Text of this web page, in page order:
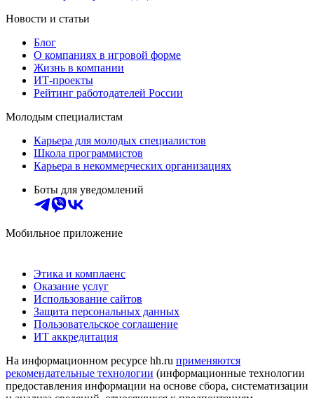
Новости и статьи
Блог
О компаниях в игровой форме
Жизнь в компании
ИТ-проекты
Рейтинг работодателей России
Молодым специалистам
Карьера для молодых специалистов
Школа программистов
Карьера в некоммерческих организациях
Боты для уведомлений
Мобильное приложение
Этика и комплаенс
Оказание услуг
Использование сайтов
Защита персональных данных
Пользовательское соглашение
ИТ аккредитация
На информационном ресурсе hh.ru применяются
рекомендательные технологии (информационные технологии
предоставления информации на основе сбора, систематизации